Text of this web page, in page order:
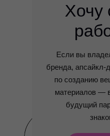
Хочу
Если вы
бренда, апсайкл-
по созданию
материалов —
будущий